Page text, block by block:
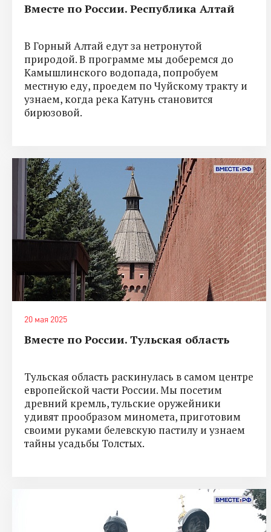
Вместе по России. Республика Алтай
В Горный Алтай едут за нетронутой
природой. В программе мы доберемся до
Камышлинского водопада, попробуем
местную еду, проедем по Чуйскому тракту и
узнаем, когда река Катунь становится
бирюзовой.
20 мая 2025
Вместе по России. Тульская область
Тульская область раскинулась в самом центре
европейской части России. Мы посетим
древний кремль, тульские оружейники
удивят прообразом миномета, приготовим
своими руками белевскую пастилу и узнаем
тайны усадьбы Толстых.